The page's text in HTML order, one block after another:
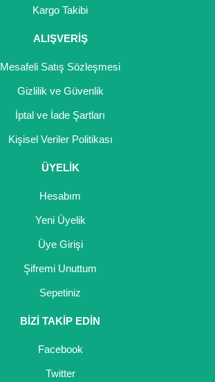
Kargo Takibi
ALIŞVERİŞ
Mesafeli Satış Sözleşmesi
Gizlilik ve Güvenlik
İptal ve İade Şartları
Kişisel Veriler Politikası
ÜYELİK
Hesabım
Yeni Üyelik
Üye Girişi
Şifremi Unuttum
Sepetiniz
BİZİ TAKİP EDİN
Facebook
Twitter